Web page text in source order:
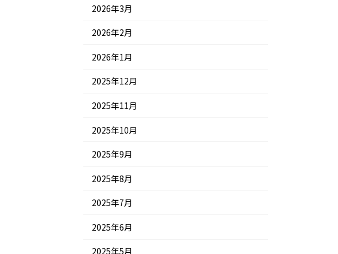
2026年3月
2026年2月
2026年1月
2025年12月
2025年11月
2025年10月
2025年9月
2025年8月
2025年7月
2025年6月
2025年5月